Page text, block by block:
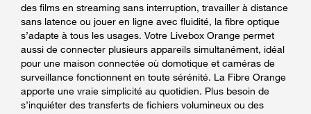
des films en streaming sans interruption, travailler à distance
sans latence ou jouer en ligne avec fluidité, la fibre optique
s’adapte à tous les usages. Votre Livebox Orange permet
aussi de connecter plusieurs appareils simultanément, idéal
pour une maison connectée où domotique et caméras de
surveillance fonctionnent en toute sérénité. La Fibre Orange
apporte une vraie simplicité au quotidien. Plus besoin de
s’inquiéter des transferts de fichiers volumineux ou des